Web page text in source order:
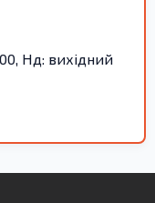
Нд: вихідний